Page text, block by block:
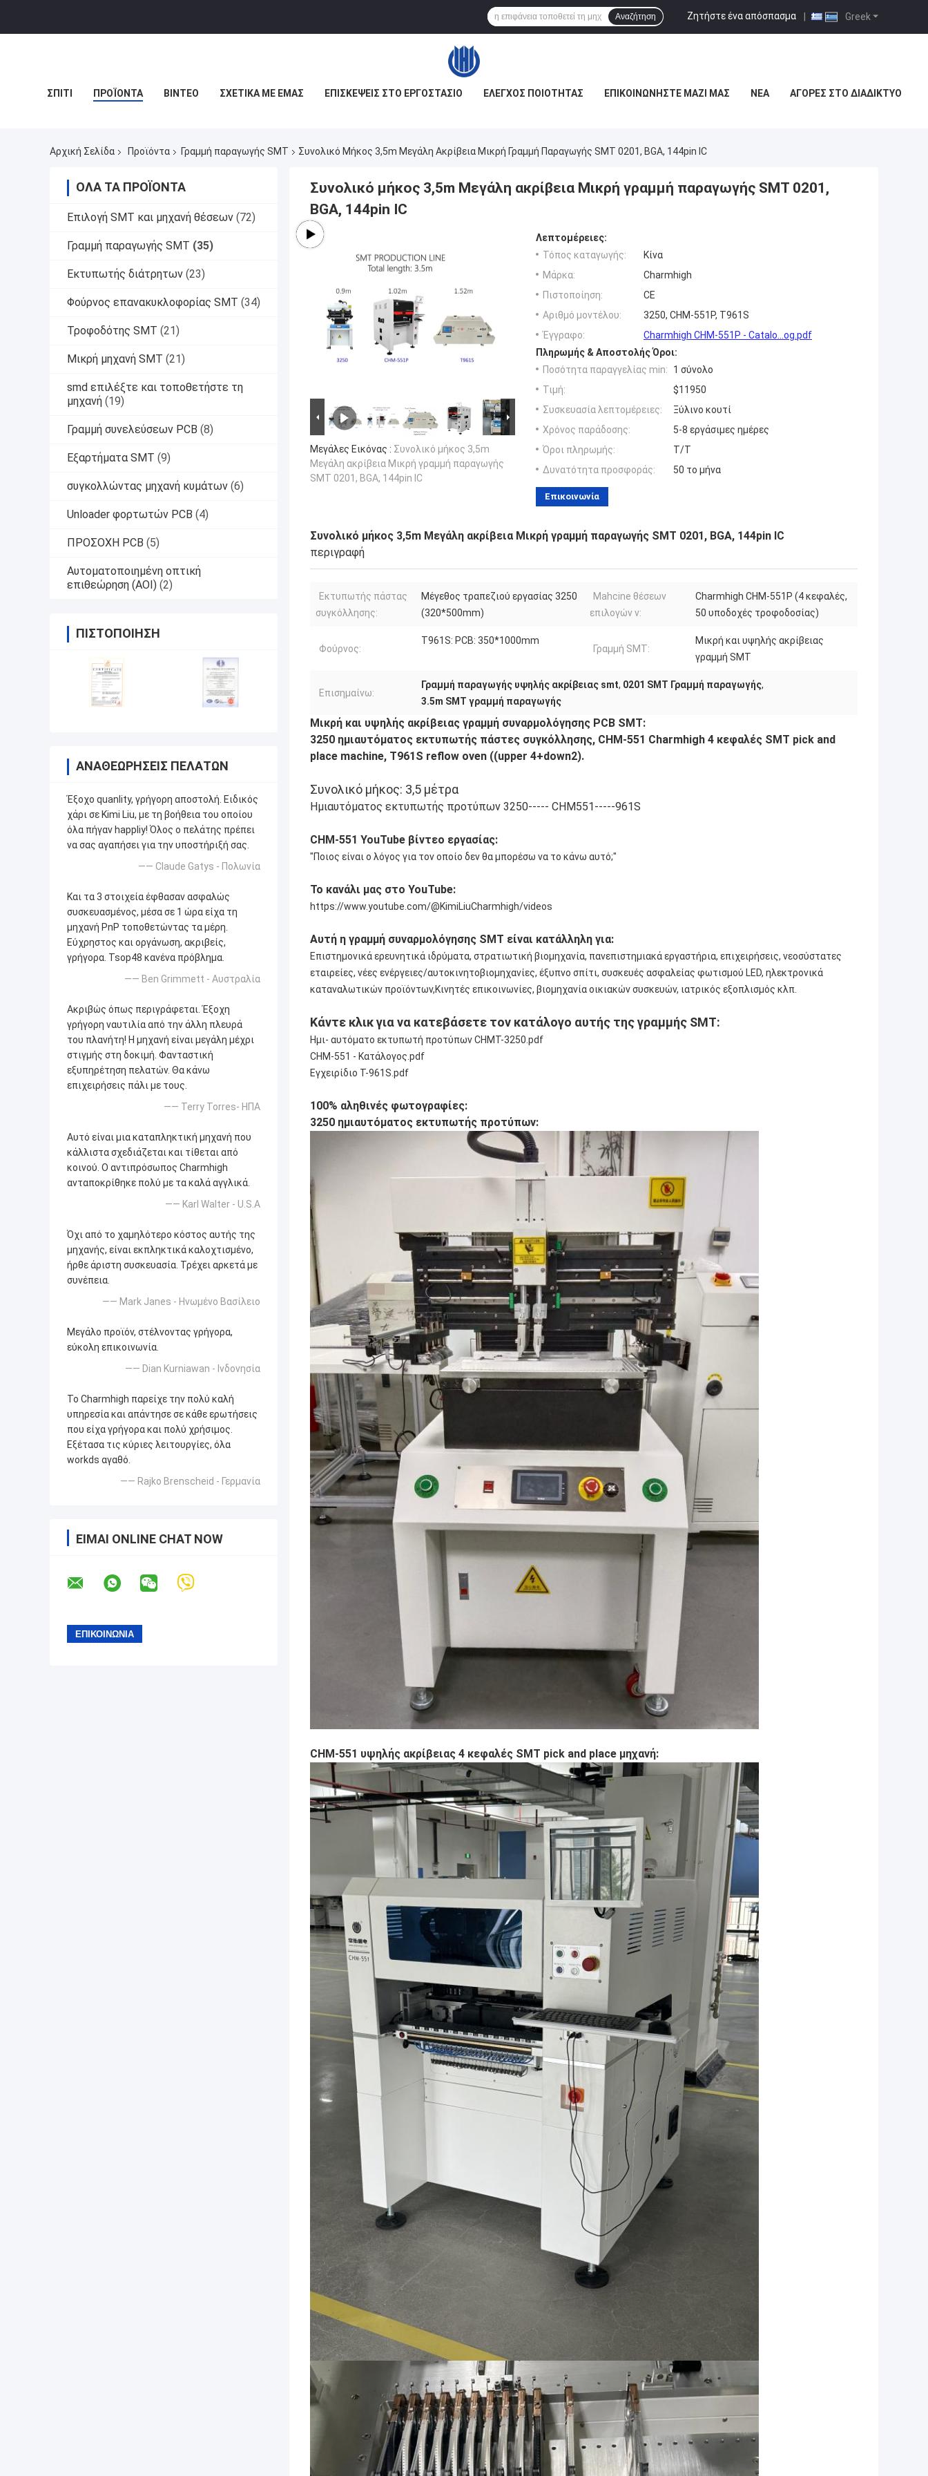
Greek
Ζητήστε ένα απόσπασμα |
Αναζήτηση
ΣΠΊΤΙ ΠΡΟΪΌΝΤΑ ΒΊΝΤΕΟ ΣΧΕΤΙΚΆ ΜΕ ΕΜΆΣ ΕΠΙΣΚΈΨΕΙΣ ΣΤΟ ΕΡΓΟΣΤΆΣΙΟ ΈΛΕΓΧΟΣ ΠΟΙΌΤΗΤΑΣ ΕΠΙΚΟΙΝΩΝΉΣΤΕ ΜΑΖΊ ΜΑΣ ΝΈΑ ΑΓΟΡΈΣ ΣΤΟ ΔΙΑΔΊΚΤΥΟ
Αρχική Σελίδα Προϊόντα Γραμμή παραγωγής SMT Συνολικό Μήκος 3,5m Μεγάλη Ακρίβεια Μικρή Γραμμή Παραγωγής SMT 0201, BGA, 144pin IC
ΌΛΑ ΤΑ ΠΡΟΪΌΝΤΑ
Επιλογή SMT και μηχανή θέσεων (72)
Γραμμή παραγωγής SMT (35)
Εκτυπωτής διάτρητων (23)
Φούρνος επανακυκλοφορίας SMT (34)
Τροφοδότης SMT (21)
Μικρή μηχανή SMT (21)
smd επιλέξτε και τοποθετήστε τη
μηχανή (19)
Γραμμή συνελεύσεων PCB (8)
Εξαρτήματα SMT (9)
συγκολλώντας μηχανή κυμάτων (6)
Unloader φορτωτών PCB (4)
ΠΡΟΣΟΧΗ PCB (5)
Αυτοματοποιημένη οπτική
επιθεώρηση (AOI) (2)
ΠΙΣΤΟΠΟΊΗΣΗ
ΑΝΑΘΕΩΡΉΣΕΙΣ ΠΕΛΑΤΏΝ
Έξοχο quanlity, γρήγορη αποστολή. Ειδικός
χάρι σε Kimi Liu, με τη βοήθεια του οποίου
όλα πήγαν happliy! Όλος ο πελάτης πρέπει
να σας αγαπήσει για την υποστήριξή σας.
—— Claude Gatys - Πολωνία
Και τα 3 στοιχεία έφθασαν ασφαλώς
συσκευασμένος, μέσα σε 1 ώρα είχα τη
μηχανή PnP τοποθετώντας τα μέρη.
Εύχρηστος και οργάνωση, ακριβείς,
γρήγορα. Tsop48 κανένα πρόβλημα.
—— Ben Grimmett - Αυστραλία
Ακριβώς όπως περιγράφεται. Έξοχη
γρήγορη ναυτιλία από την άλλη πλευρά
του πλανήτη! Η μηχανή είναι μεγάλη μέχρι
στιγμής στη δοκιμή. Φανταστική
εξυπηρέτηση πελατών. Θα κάνω
επιχειρήσεις πάλι με τους.
—— Terry Torres- ΗΠΑ
Αυτό είναι μια καταπληκτική μηχανή που
κάλλιστα σχεδιάζεται και τίθεται από
κοινού. Ο αντιπρόσωπος Charmhigh
ανταποκρίθηκε πολύ με τα καλά αγγλικά.
—— Karl Walter - U.S.A
Όχι από το χαμηλότερο κόστος αυτής της
μηχανής, είναι εκπληκτικά καλοχτισμένο,
ήρθε άριστη συσκευασία. Τρέχει αρκετά με
συνέπεια.
—— Mark Janes - Ηνωμένο Βασίλειο
Μεγάλο προϊόν, στέλνοντας γρήγορα,
εύκολη επικοινωνία.
—— Dian Kurniawan - Ινδονησία
Το Charmhigh παρείχε την πολύ καλή
υπηρεσία και απάντησε σε κάθε ερωτήσεις
που είχα γρήγορα και πολύ χρήσιμος.
Εξέτασα τις κύριες λειτουργίες, όλα
workds αγαθό.
—— Rajko Brenscheid - Γερμανία
ΕΊΜΑΙ ONLINE CHAT NOW
Συνολικό μήκος 3,5m Μεγάλη ακρίβεια Μικρή γραμμή παραγωγής SMT 0201,
BGA, 144pin IC
Μεγάλες Εικόνας : Συνολικό μήκος 3,5m
Μεγάλη ακρίβεια Μικρή γραμμή παραγωγής
SMT 0201, BGA, 144pin IC
Λεπτομέρειες:
Τόπος καταγωγής:
Κίνα
Μάρκα:
Charmhigh
Πιστοποίηση:
CE
Αριθμό μοντέλου:
3250, CHM-551P, T961S
Έγγραφο:
Charmhigh CHM-551P - Catalo...og.pdf
Πληρωμής & Αποστολής Όροι:
Ποσότητα παραγγελίας min:
1 σύνολο
Τιμή:
$11950
Συσκευασία λεπτομέρειες:
Ξύλινο κουτί
Χρόνος παράδοσης:
5-8 εργάσιμες ημέρες
Όροι πληρωμής:
Τ/Τ
Δυνατότητα προσφοράς:
50 το μήνα
Επικοινωνία
Συνολικό μήκος 3,5m Μεγάλη ακρίβεια Μικρή γραμμή παραγωγής SMT 0201, BGA, 144pin IC
περιγραφή
Εκτυπωτής πάστας
συγκόλλησης:
Μέγεθος τραπεζιού εργασίας 3250
(320*500mm)
Mahcine θέσεων
επιλογών ν:
Charmhigh CHM-551P (4 κεφαλές,
50 υποδοχές τροφοδοσίας)
Φούρνος:
T961S: PCB: 350*1000mm
Γραμμή SMT:
Μικρή και υψηλής ακρίβειας
γραμμή SMT
Επισημαίνω:
Γραμμή παραγωγής υψηλής ακρίβειας smt, 0201 SMT Γραμμή παραγωγής,
3.5m SMT γραμμή παραγωγής
Μικρή και υψηλής ακρίβειας γραμμή συναρμολόγησης PCB SMT:
3250 ημιαυτόματος εκτυπωτής πάστες συγκόλλησης, CHM-551 Charmhigh 4 κεφαλές SMT pick and
place machine, T961S reflow oven ((upper 4+down2).
Συνολικό μήκος: 3,5 μέτρα
Ημιαυτόματος εκτυπωτής προτύπων 3250----- CHM551-----961S
CHM-551 YouTube βίντεο εργασίας:
"Ποιος είναι ο λόγος για τον οποίο δεν θα μπορέσω να το κάνω αυτό;"
Το κανάλι μας στο YouTube:
https://www.youtube.com/@KimiLiuCharmhigh/videos
Αυτή η γραμμή συναρμολόγησης SMT είναι κατάλληλη για:
Επιστημονικά ερευνητικά ιδρύματα, στρατιωτική βιομηχανία, πανεπιστημιακά εργαστήρια, επιχειρήσεις, νεοσύστατες
εταιρείες, νέες ενέργειες/αυτοκινητοβιομηχανίες, έξυπνο σπίτι, συσκευές ασφαλείας φωτισμού LED, ηλεκτρονικά
καταναλωτικών προϊόντων,Κινητές επικοινωνίες, βιομηχανία οικιακών συσκευών, ιατρικός εξοπλισμός κλπ.
Κάντε κλικ για να κατεβάσετε τον κατάλογο αυτής της γραμμής SMT:
Ημι- αυτόματο εκτυπωτή προτύπων CHMT-3250.pdf
CHM-551 - Κατάλογος.pdf
Εγχειρίδιο T-961S.pdf
100% αληθινές φωτογραφίες:
3250 ημιαυτόματος εκτυπωτής προτύπων:
CHM-551 υψηλής ακρίβειας 4 κεφαλές SMT pick and place μηχανή: